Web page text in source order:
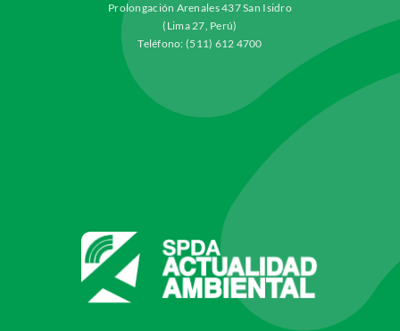
Prolongación Arenales 437 San Isidro
(Lima 27, Perú)
Teléfono: (511) 612 4700